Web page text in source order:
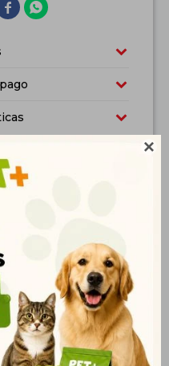

 
interesar